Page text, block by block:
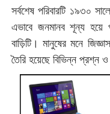
সর্বশেষ পরিবারটি ১৯৩০
এভাবে জনমানব শূন্য হয়ে
বাড়িটি। মানুষের মনে
তৈরি হয়েছে বিভিন্ন প্রশ্ন